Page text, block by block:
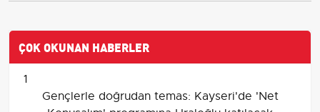
ÇOK OKUNAN HABERLER
1
Gençlerle doğrudan temas: Kayseri'de 'Net